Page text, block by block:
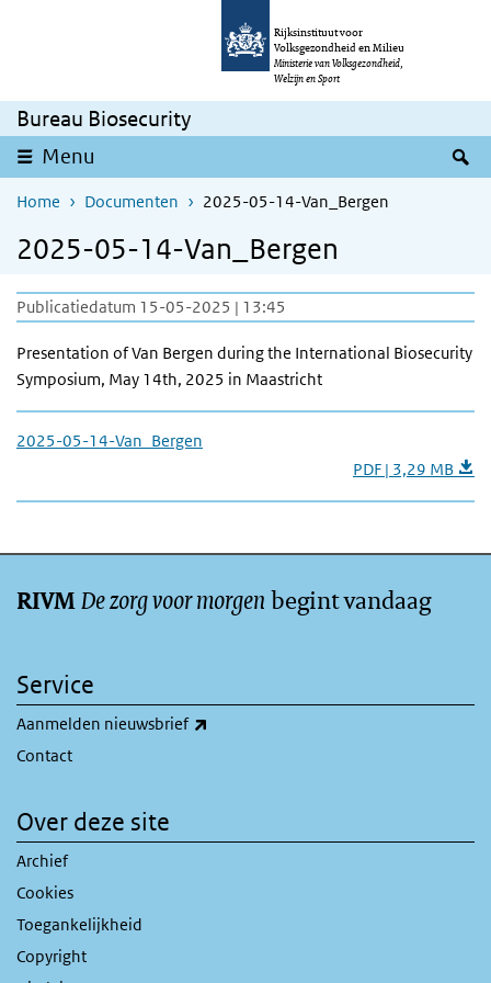
Overslaan en naar de inhoud gaan
Rijksinstituut voor
Volksgezondheid en Milieu
Ministerie van Volksgezondheid,
Welzijn en Sport
Bureau Biosecurity
Menu
Home Documenten 2025-05-14-Van_Bergen
2025-05-14-Van_Bergen
Publicatiedatum 15-05-2025 | 13:45
Presentation of Van Bergen during the International Biosecurity
Symposium, May 14th, 2025 in Maastricht
2025-05-14-Van_Bergen
PDF | 3,29 MB
RIVMDe zorg voor morgen begint vandaag
Service
Aanmelden nieuwsbrief
Contact
Over deze site
Archief
Cookies
Toegankelijkheid
Copyright